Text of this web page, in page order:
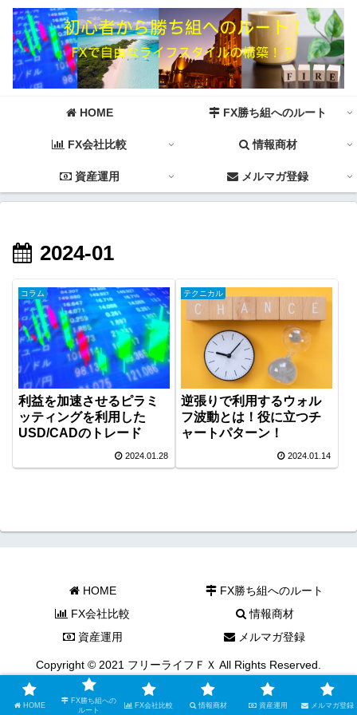
HOME FX勝ち組へのルート
FX会社比較 情報商材
資産運用 メルマガ登録
2024-01
コラム
利益を加速させるピラミ
ッティングを利用した
USD/CADのトレード
2024.01.28
テクニカル
逆張りで利用するウォル
フ波動とは！役に立つチ
ャートパターン！
2024.01.14
HOME
FX勝ち組へのルート
FX会社比較
情報商材
資産運用
メルマガ登録
Copyright © 2021 フリーライフＦＸ All Rights Reserved.
HOME
FX勝ち組への
ルート
FX会社比較 情報商材 資産運用 メルマガ登録